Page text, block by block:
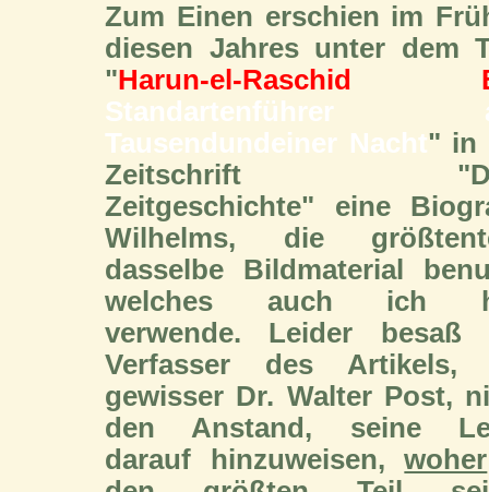
Zum Einen erschien im
diesen Jahres unter dem
"Harun-el-Raschid
Standartenführer
Tausendundeiner Nacht" in
Zeitschrift
Zeitgeschichte" eine
Wilhelms, die
dasselbe Bildmaterial
welches auch ich
verwende. Leider besaß
Verfasser des Artikels,
gewisser Dr. Walter Post,
den Anstand, seine
darauf hinzuweisen,woher